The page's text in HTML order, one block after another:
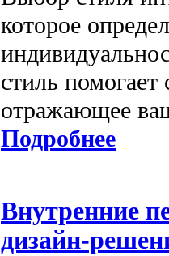
которое
стиль помогает
отражающее
Подробнее
Внутренние
дизайн-